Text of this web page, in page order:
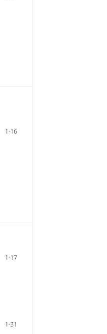
1-16
1-17
1-31